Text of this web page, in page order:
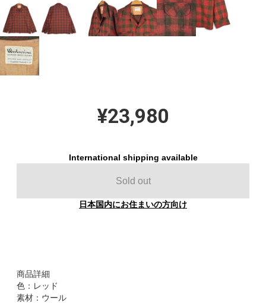
¥23,980
International shipping available
Sold out
日本国内にお住まいの方向け
商品詳細
色：レッド
素材：ウール